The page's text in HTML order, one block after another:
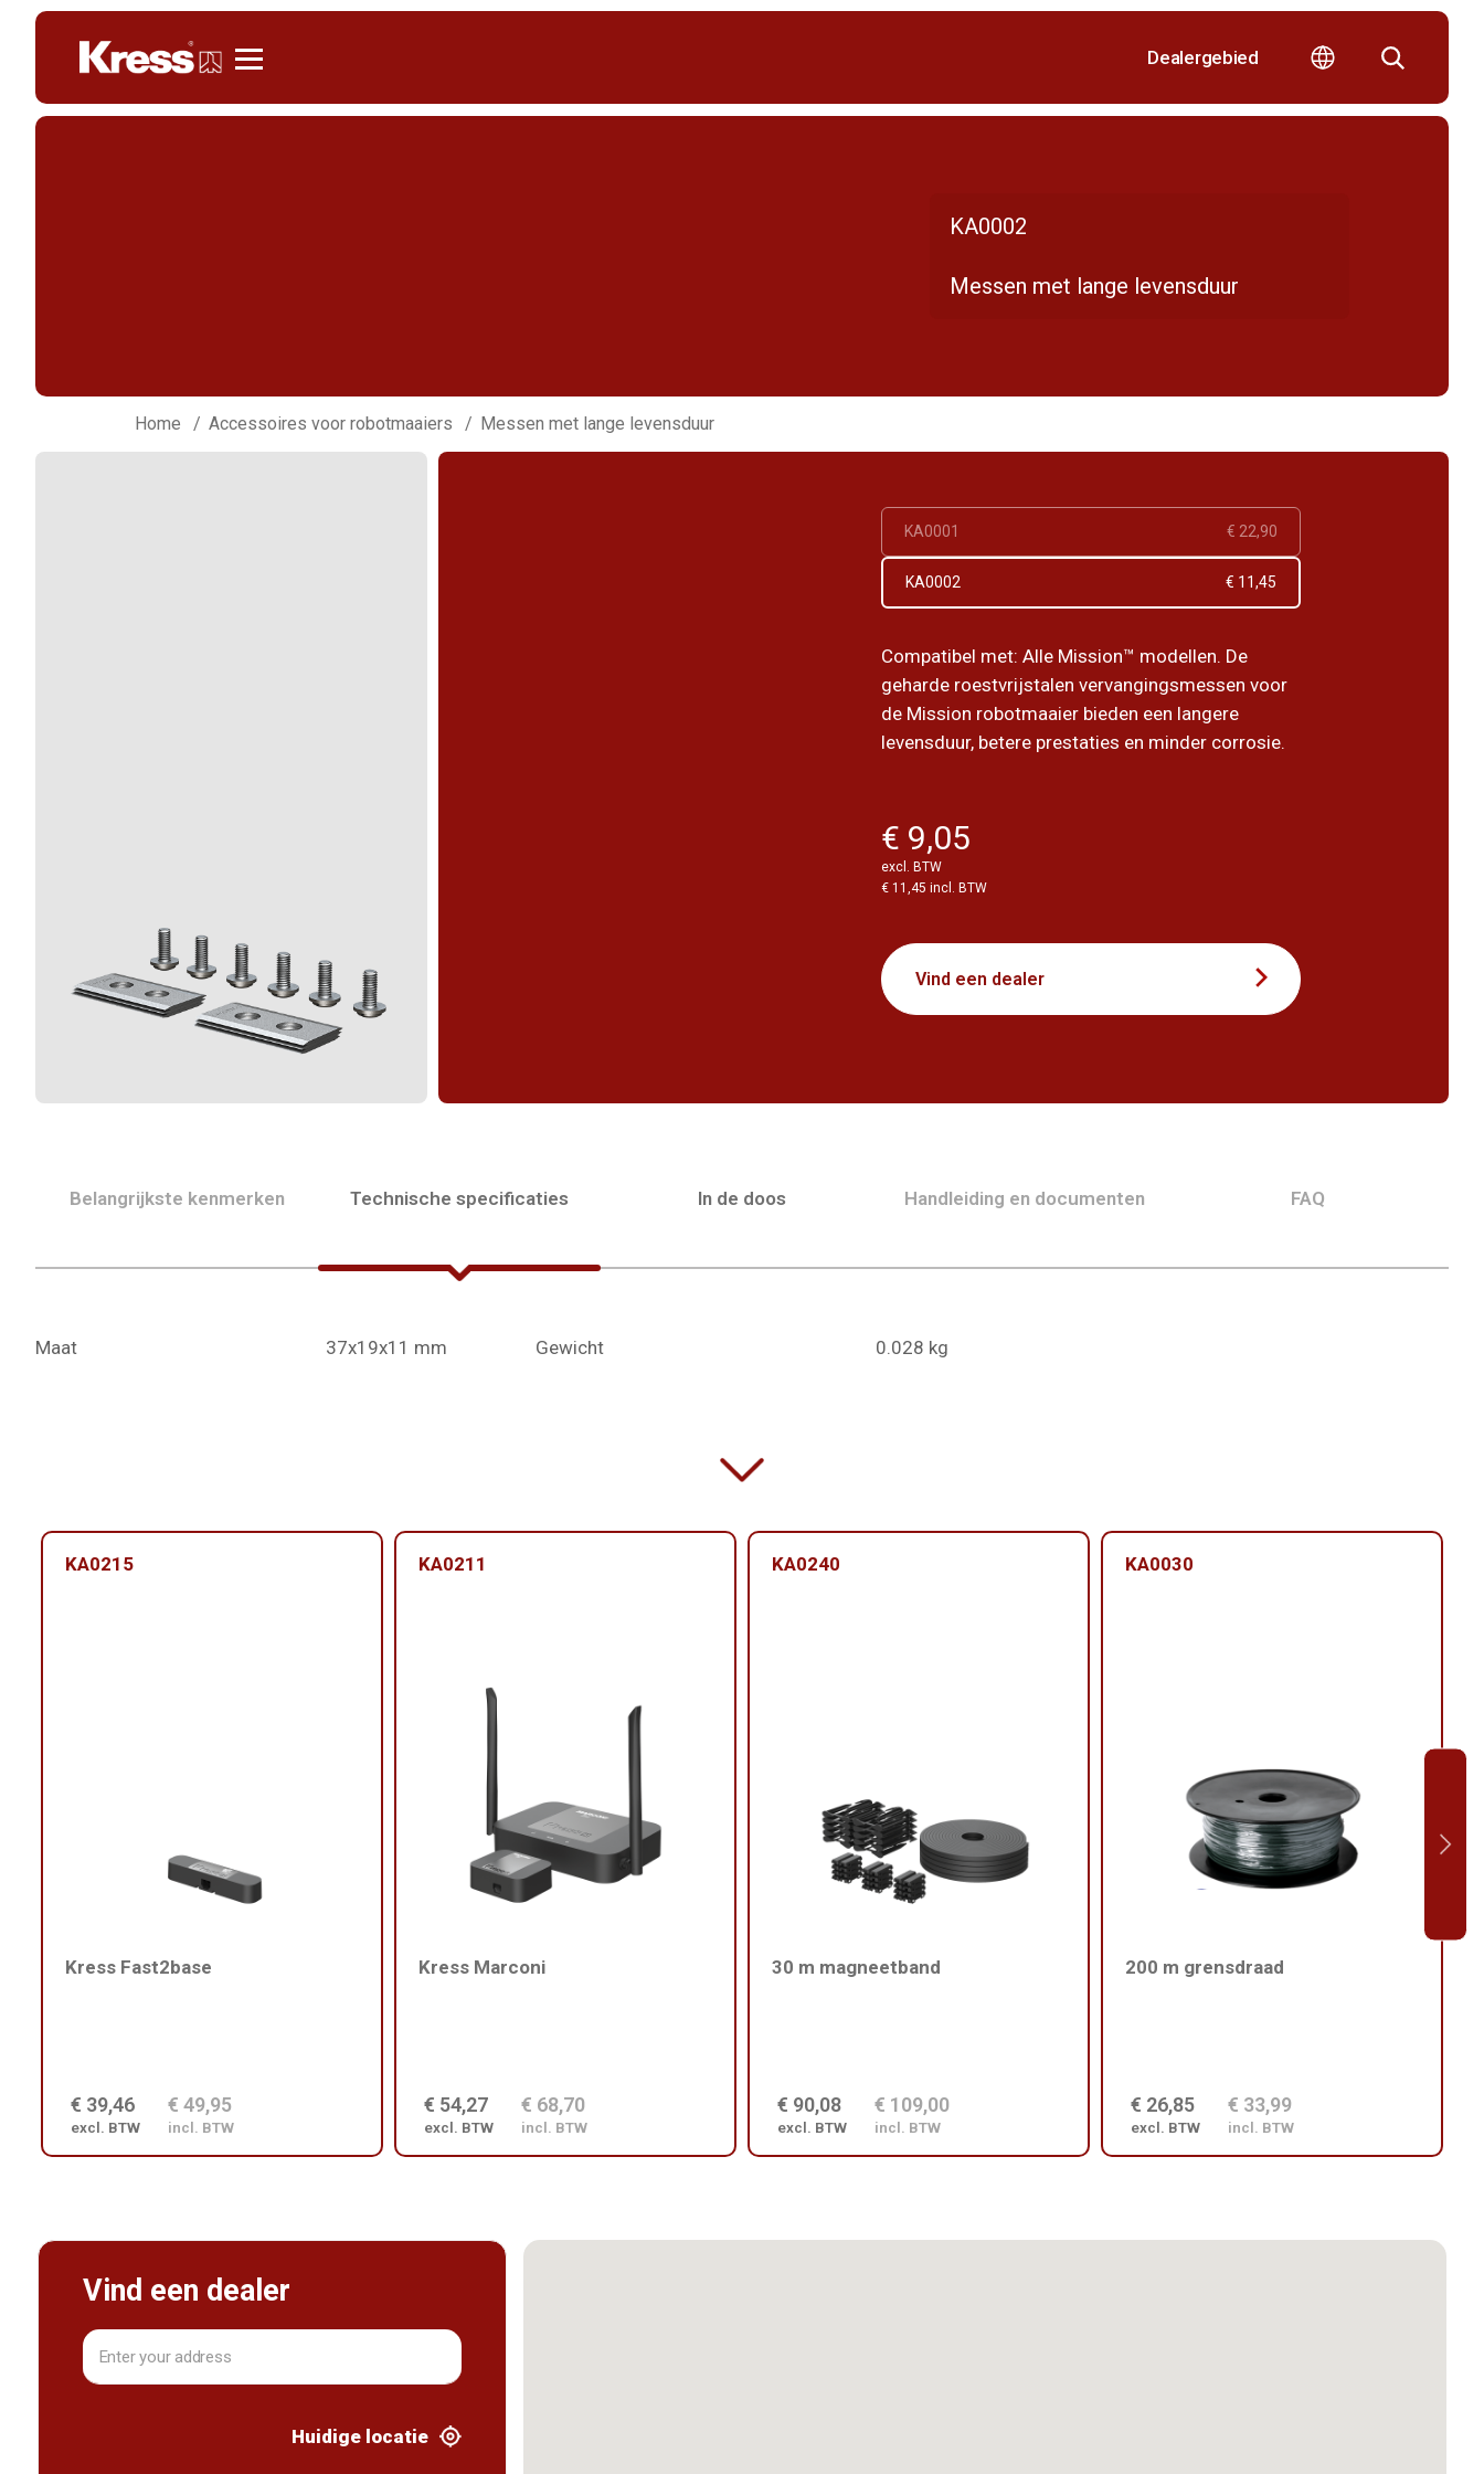
Dealergebied
KA0002
Messen met lange levensduur
Home Accessoires voor robotmaaiers Messen met lange levensduur
KA0001 € 22,90
KA0002 € 11,45
Compatibel met: Alle Mission™ modellen. De
geharde roestvrijstalen vervangingsmessen voor
de Mission robotmaaier bieden een langere
levensduur, betere prestaties en minder corrosie.
€ 9,05
excl. BTW
€ 11,45 incl. BTW
Vind een dealer
Belangrijkste kenmerken Technische specificaties In de doos Handleiding en documenten FAQ
Maat 37x19x11 mm Gewicht 0.028 kg
KA0215
Kress Fast2base
€ 39,46
excl. BTW
€ 49,95
incl. BTW
KA0211
Kress Marconi
€ 54,27
excl. BTW
€ 68,70
incl. BTW
KA0240
30 m magneetband
€ 90,08
excl. BTW
€ 109,00
incl. BTW
KA0030
200 m grensdraad
€ 26,85
excl. BTW
€ 33,99
incl. BTW
Vind een dealer
Huidige locatie